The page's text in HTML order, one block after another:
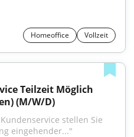
Homeoffice Vollzeit
Teilzeit Möglich
(M/W/D)
Kundenservice stellen Sie
eingehender..."